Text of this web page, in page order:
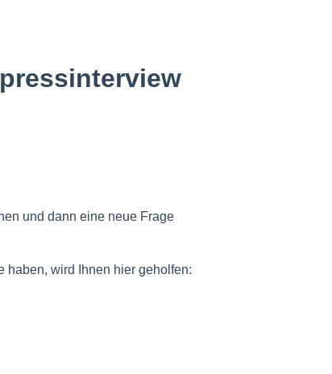
und dann eine neue Frage
haben, wird Ihnen hier geholfen: